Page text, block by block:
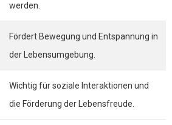
werden.
Fördert Bewegung und Entspannung in
der Lebensumgebung.
Wichtig für soziale Interaktionen und
die Förderung der Lebensfreude.